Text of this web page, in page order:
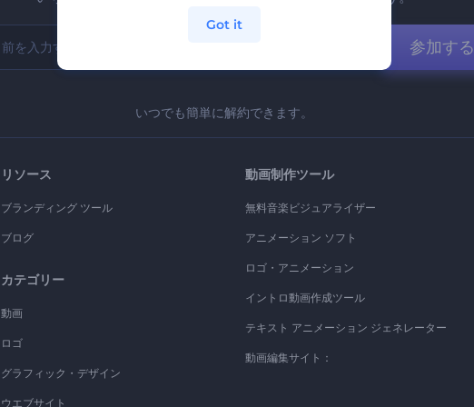
参加する
いつでも簡単に解約できます。
リソース
ブランディング ツール
ブログ
カテゴリー
動画
ロゴ
グラフィック・デザイン
ウエブサイト
動画制作ツール
無料音楽ビジュアライザー
アニメーション ソフト
ロゴ・アニメーション
イントロ動画作成ツール
テキスト アニメーション ジェネレーター
動画編集サイト：
Got it